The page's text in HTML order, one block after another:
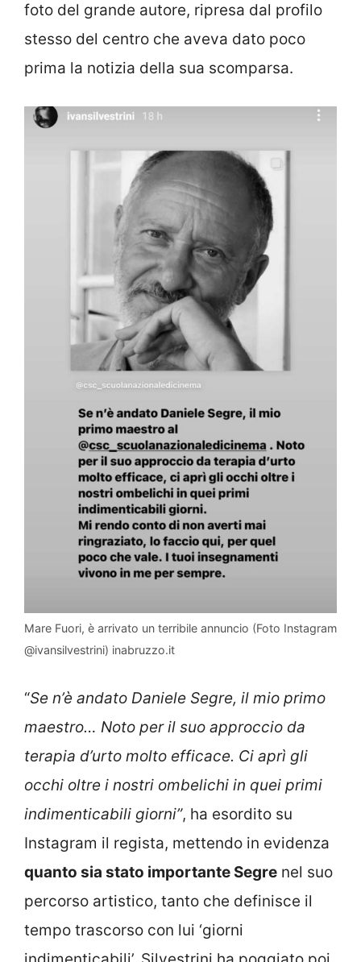
foto del grande autore, ripresa dal profilo
stesso del centro che aveva dato poco
prima la notizia della sua scomparsa.
Mare Fuori, è arrivato un terribile annuncio (Foto Instagram
@ivansilvestrini) inabruzzo.it
“Se n’è andato Daniele Segre, il mio primo
maestro… Noto per il suo approccio da
terapia d’urto molto efficace. Ci aprì gli
occhi oltre i nostri ombelichi in quei primi
indimenticabili giorni”, ha esordito su
Instagram il regista, mettendo in evidenza
quanto sia stato importante Segre nel suo
percorso artistico, tanto che definisce il
tempo trascorso con lui ‘giorni